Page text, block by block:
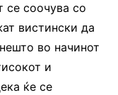
се соочува со
вистински да
во начинот
и
ќе се